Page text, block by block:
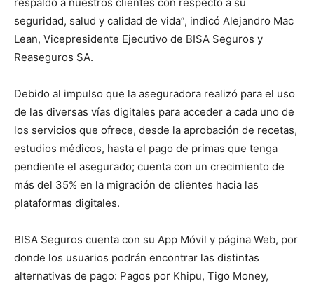
seguridad, salud y calidad de vida”, indicó Alejandro Mac
Lean, Vicepresidente Ejecutivo de BISA Seguros y
Reaseguros SA.
Debido al impulso que la aseguradora realizó para el uso
de las diversas vías digitales para acceder a cada uno de
los servicios que ofrece, desde la aprobación de recetas,
estudios médicos, hasta el pago de primas que tenga
pendiente el asegurado; cuenta con un crecimiento de
más del 35% en la migración de clientes hacia las
plataformas digitales.
BISA Seguros cuenta con su App Móvil y página Web, por
donde los usuarios podrán encontrar las distintas
alternativas de pago: Pagos por Khipu, Tigo Money,